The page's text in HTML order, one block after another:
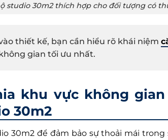
studio 30m2 thích hợp cho đối tượng có
thiết kế, bạn cần hiểu rõ khái niệm
gian tối ưu nhất.
khu vực không
30m2
30m2 để đảm bảo sự thoải mái